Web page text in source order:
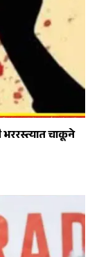
चाकूने